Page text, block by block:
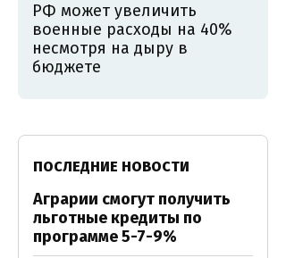
РФ может увеличить
военные расходы на 40%
несмотря на дыру в
бюджете
ПОСЛЕДНИЕ НОВОСТИ
Аграрии смогут получить
льготные кредиты по
программе 5-7-9%